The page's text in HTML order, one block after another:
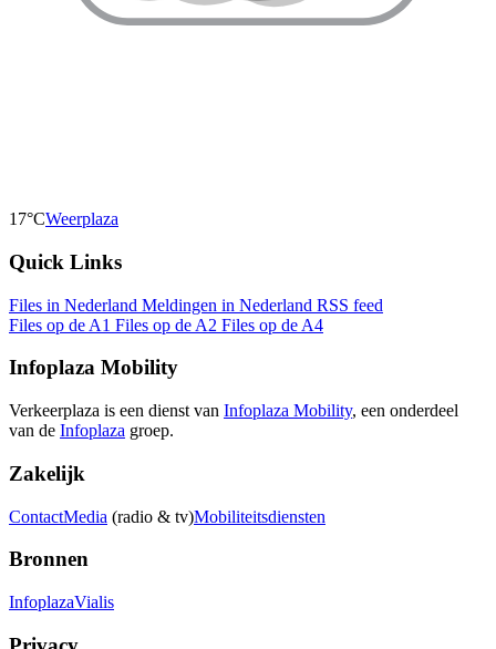
17°CWeerplaza
Quick Links
Files in Nederland Meldingen in Nederland RSS feed
Files op de A1 Files op de A2 Files op de A4
Infoplaza Mobility
Verkeerplaza is een dienst van Infoplaza Mobility, een onderdeel
van de Infoplaza groep.
Zakelijk
ContactMedia (radio & tv)Mobiliteitsdiensten
Bronnen
InfoplazaVialis